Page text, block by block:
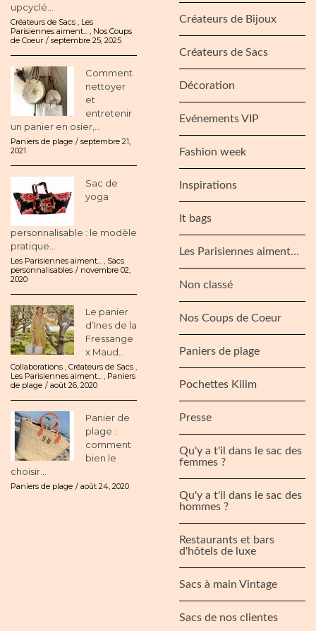
upcyclé...
Créateurs de Sacs
Les
Parisiennes aiment...
Nos Coups
de Coeur
septembre 25, 2025
Comment
nettoyer
et
entretenir
un panier en osier,...
Paniers de plage
septembre 21,
2021
Sac de
yoga
personnalisable : le modèle
pratique...
Les Parisiennes aiment...
Sacs
personnalisables
novembre 02,
2020
Le panier
d’Ines de la
Fressange
x Maud...
Collaborations Créateurs de Sacs
Les Parisiennes aiment...
Paniers
de plage
août 26, 2020
Panier de
plage :
comment
bien le
choisir...
Paniers de plage août 24, 2020
Créateurs de Bijoux
Créateurs de Sacs
Décoration
Evénements VIP
Fashion week
Inspirations
It bags
Les Parisiennes aiment…
Non classé
Nos Coups de Coeur
Paniers de plage
Pochettes Kilim
Presse
Qu'y a t'il dans le sac des
femmes ?
Qu'y a t'il dans le sac des
hommes ?
Restaurants et bars
d'hôtels de luxe
Sacs à main Vintage
Sacs de nos clientes